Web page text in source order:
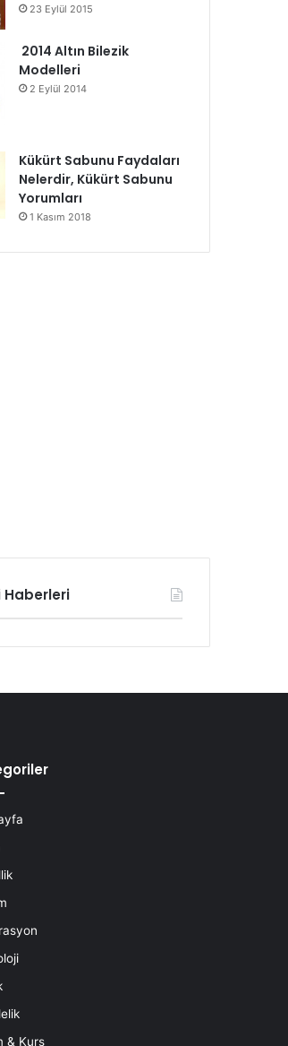
23 Eylül 2015
2014 Altın Bilezik
Modelleri
2 Eylül 2014
Kükürt Sabunu Faydaları
Nelerdir, Kükürt Sabunu
Yorumları
1 Kasım 2018
Haberleri
& Kurs